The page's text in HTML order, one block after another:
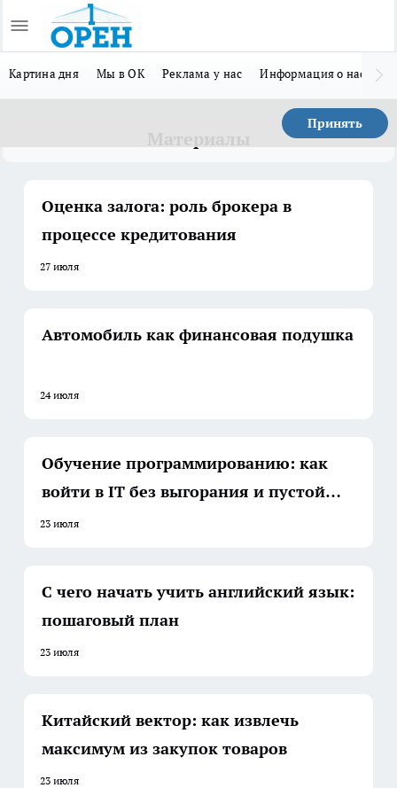
Картина дня Мы в ОК Реклама у нас Информация о нас
Принять
Оценка залога: роль брокера в
процессе кредитования
27 июля
Автомобиль как финансовая подушка
24 июля
Обучение программированию: как
войти в IT без выгорания и пустой
траты времени
23 июля
С чего начать учить английский язык:
пошаговый план
23 июля
Китайский вектор: как извлечь
максимум из закупок товаров
23 июля